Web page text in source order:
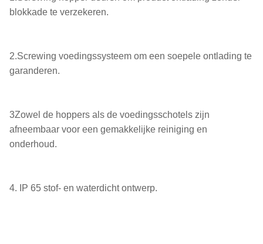
blokkade te verzekeren.
2.Screwing voedingssysteem om een soepele ontlading te
garanderen.
3Zowel de hoppers als de voedingsschotels zijn
afneembaar voor een gemakkelijke reiniging en
onderhoud.
4. IP 65 stof- en waterdicht ontwerp.